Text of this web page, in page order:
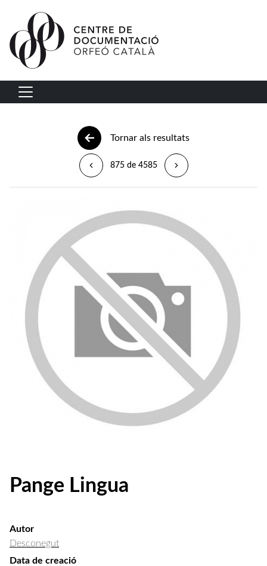
Vés al contingut
Navegació principal
Tornar als resultats
875 de 4585
Pange Lingua
Autor
Desconegut
Data de creació